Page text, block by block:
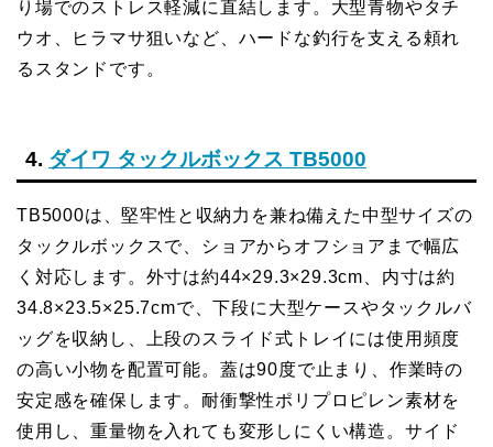
り場でのストレス軽減に直結します。大型青物やタチ
ウオ、ヒラマサ狙いなど、ハードな釣行を支える頼れ
るスタンドです。
4. ダイワ タックルボックス TB5000
TB5000は、堅牢性と収納力を兼ね備えた中型サイズの
タックルボックスで、ショアからオフショアまで幅広
く対応します。外寸は約44×29.3×29.3cm、内寸は約
34.8×23.5×25.7cmで、下段に大型ケースやタックルバ
ッグを収納し、上段のスライド式トレイには使用頻度
の高い小物を配置可能。蓋は90度で止まり、作業時の
安定感を確保します。耐衝撃性ポリプロピレン素材を
使用し、重量物を入れても変形しにくい構造。サイド